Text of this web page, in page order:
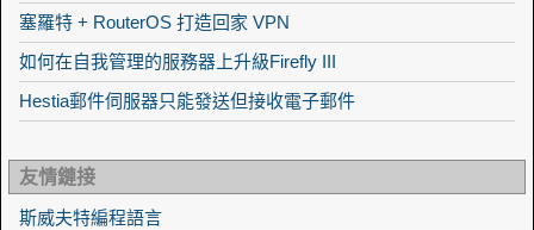
塞羅特 + RouterOS 打造回家 VPN
如何在自我管理的服務器上升級Firefly III
Hestia郵件伺服器只能發送但接收電子郵件
友情鏈接
斯威夫特編程語言